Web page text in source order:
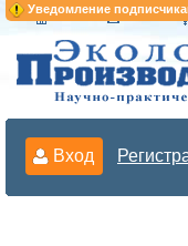
Уведомление
Вход